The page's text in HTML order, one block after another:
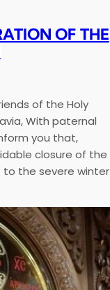
OF THE
of the Holy
With paternal
you that,
closure of the
to the severe winter